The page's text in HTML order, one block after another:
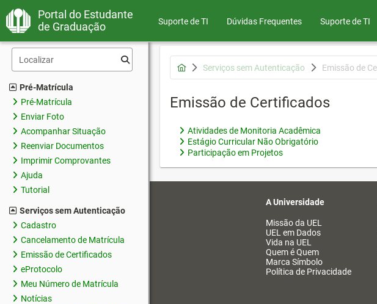
Portal do Estudante
de Graduação
Suporte de TI Dúvidas Frequentes Suporte de TI
Pré-Matrícula
Pré-Matrícula
Enviar Foto
Acompanhar Situação
Reenviar Documentos
Imprimir Comprovantes
Ajuda
Tutorial
Serviços sem Autenticação
Cadastro
Cancelamento de Matrícula
Emissão de Certificados
eProtocolo
Meu Número de Matrícula
Notícias
Serviços sem Autenticação Emissão de
Emissão de Certificados
Atividades de Monitoria Acadêmica
Estágio Curricular Não Obrigatório
Participação em Projetos
A Universidade
Missão da UEL
UEL em Dados
Vida na UEL
Quem é Quem
Marca Símbolo
Política de Privacidade